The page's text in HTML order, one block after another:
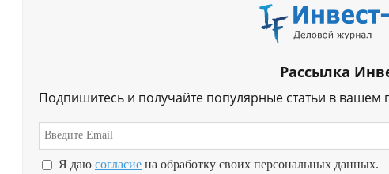
Рассылка
Подпишитесь и получайте популярные статьи в вашем
Я даю согласие на обработку своих персональных данных.